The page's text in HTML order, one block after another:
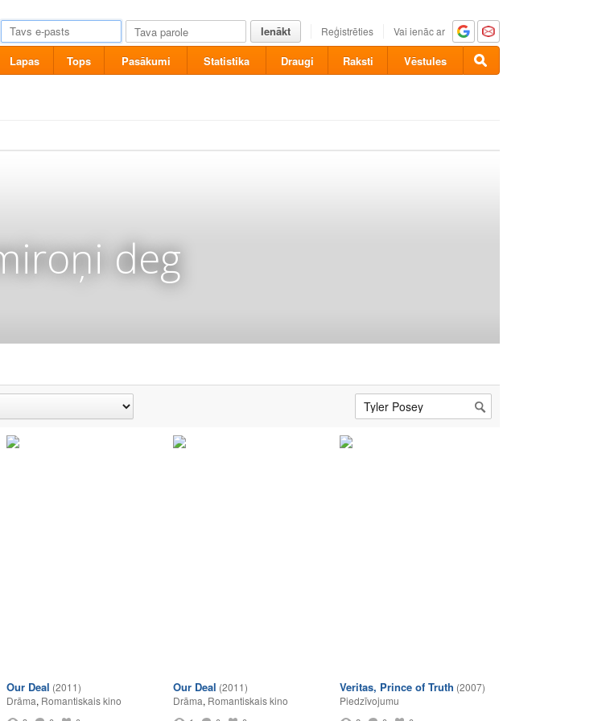
Ienākt Reģistrēties Vai ienāc ar
Lapas Tops Pasākumi Statistika Draugi Raksti Vēstules
deg
Our Deal (2011)
Drāma, Romantiskais kino
Our Deal (2011)
Drāma, Romantiskais kino
Veritas, Prince of Truth (2007)
Piedzīvojumu